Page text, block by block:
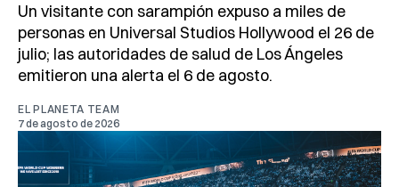
Un visitante con sarampión expuso a miles de
personas en Universal Studios Hollywood el 26 de
julio; las autoridades de salud de Los Ángeles
emitieron una alerta el 6 de agosto.
EL PLANETA TEAM
7 de agosto de 2026